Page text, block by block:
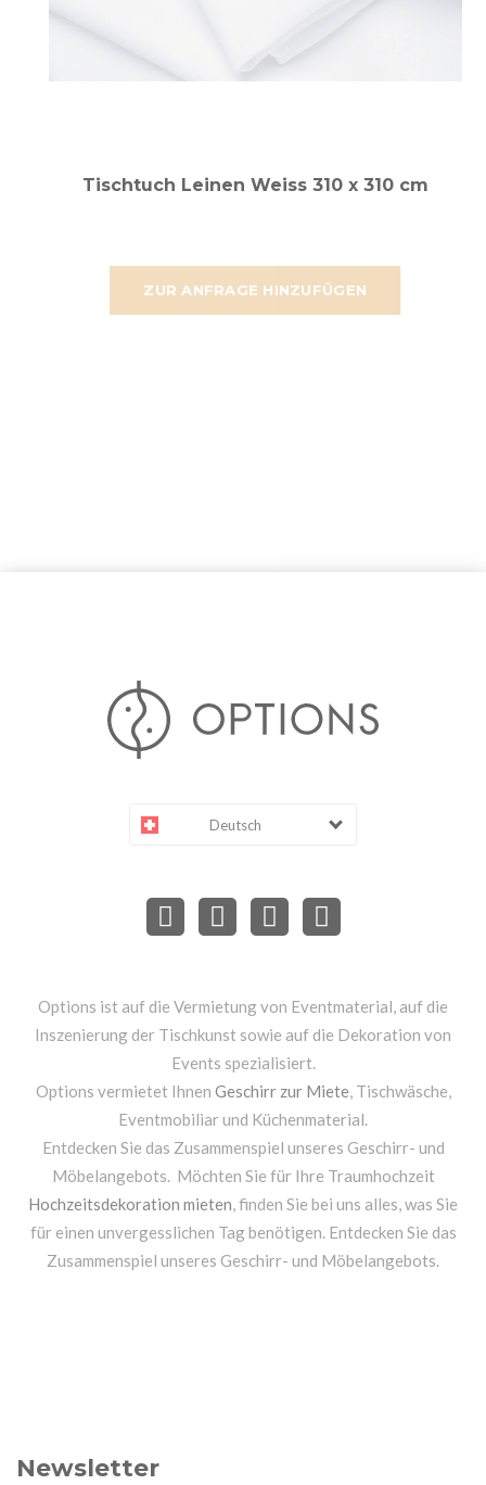
ZUR ANFRAGE HINZUFÜGEN
Tischtuch Leinen Weiss 310 x 310 cm
Deutsch
Options ist auf die Vermietung von Eventmaterial, auf die
Inszenierung der Tischkunst sowie auf die Dekoration von
Events spezialisiert.
Options vermietet Ihnen Geschirr zur Miete, Tischwäsche,
Eventmobiliar und Küchenmaterial.
Entdecken Sie das Zusammenspiel unseres Geschirr- und
Möbelangebots. Möchten Sie für Ihre Traumhochzeit
Hochzeitsdekoration mieten, finden Sie bei uns alles, was Sie
für einen unvergesslichen Tag benötigen. Entdecken Sie das
Zusammenspiel unseres Geschirr- und Möbelangebots.
Newsletter